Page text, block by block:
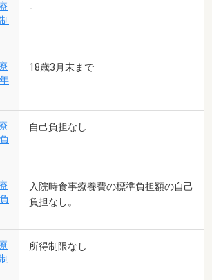
-
18歳3月末まで
自己負担なし
入院時食事療養費の標準負担額の自己
負担なし。
所得制限なし